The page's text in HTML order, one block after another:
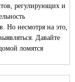
регулирующих и
Но несмотря на это,
Давайте
ломятся